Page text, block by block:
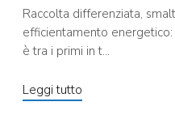
Raccolta differenziata,
efficientamento
è tra i primi in t...
Leggi tutto